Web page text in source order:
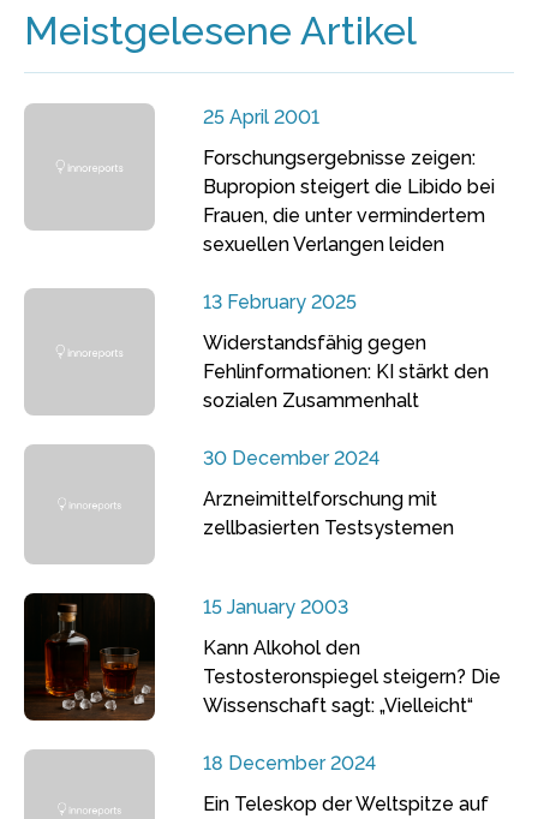
Meistgelesene Artikel
25 April 2001
Forschungsergebnisse zeigen:
Bupropion steigert die Libido bei
Frauen, die unter vermindertem
sexuellen Verlangen leiden
13 February 2025
Widerstandsfähig gegen
Fehlinformationen: KI stärkt den
sozialen Zusammenhalt
30 December 2024
Arzneimittelforschung mit
zellbasierten Testsystemen
15 January 2003
Kann Alkohol den
Testosteronspiegel steigern? Die
Wissenschaft sagt: „Vielleicht“
18 December 2024
Ein Teleskop der Weltspitze auf